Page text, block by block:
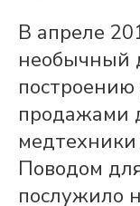
В апреле
необычный
продажами
Поводом
послужило